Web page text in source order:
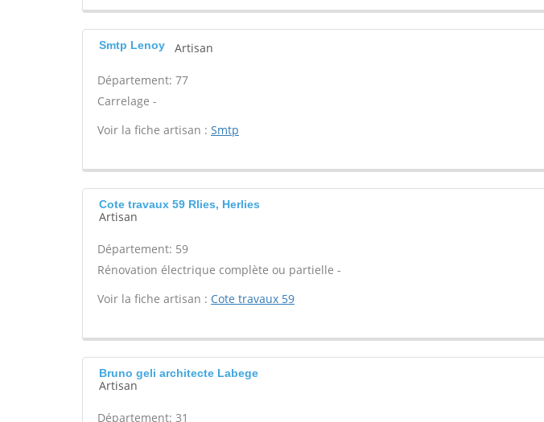
Smtp Lenoy Artisan
Département: 77
Carrelage -
Voir la fiche artisan : Smtp
Cote travaux 59 Rlies, Herlies
Artisan
Département: 59
Rénovation électrique complète ou partielle -
Voir la fiche artisan : Cote travaux 59
Bruno geli architecte Labege
Artisan
Département: 31